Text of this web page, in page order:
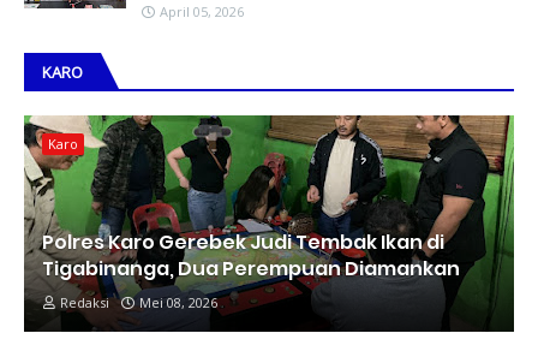
April 05, 2026
KARO
Karo
Polres Karo Gerebek Judi Tembak Ikan di
Tigabinanga, Dua Perempuan Diamankan
Redaksi Mei 08, 2026